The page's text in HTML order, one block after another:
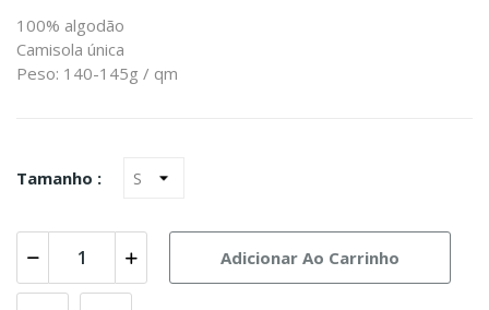
100% algodão
Camisola única
Peso: 140-145g / qm
Tamanho :
Adicionar Ao Carrinho